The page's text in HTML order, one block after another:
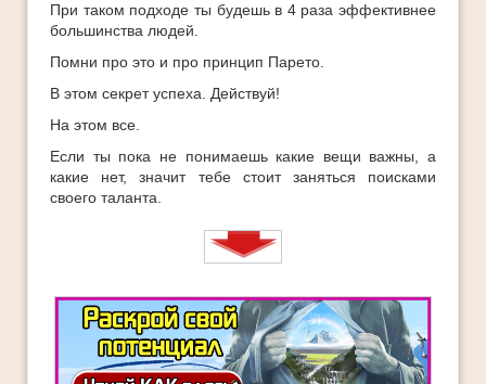
При таком подходе ты будешь в 4 раза эффективнее
большинства людей.
Помни про это и про принцип Парето.
В этом секрет успеха. Действуй!
На этом все.
Если ты пока не понимаешь какие вещи важны, а
какие нет, значит тебе стоит заняться поисками
своего таланта.